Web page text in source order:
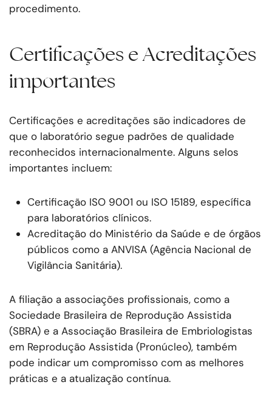
procedimento.
Certificações e Acreditações
importantes
Certificações e acreditações são indicadores de
que o laboratório segue padrões de qualidade
reconhecidos internacionalmente. Alguns selos
importantes incluem:
Certificação ISO 9001 ou ISO 15189, específica
para laboratórios clínicos.
Acreditação do Ministério da Saúde e de órgãos
públicos como a ANVISA (Agência Nacional de
Vigilância Sanitária).
A filiação a associações profissionais, como a
Sociedade Brasileira de Reprodução Assistida
(SBRA) e a Associação Brasileira de Embriologistas
em Reprodução Assistida (Pronúcleo), também
pode indicar um compromisso com as melhores
práticas e a atualização contínua.